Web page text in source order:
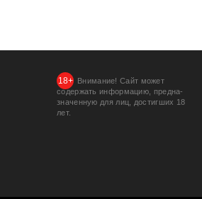
Внимание! Сайт может
содержать информацию, предна­
значенную для лиц, дости­гших 18
лет.